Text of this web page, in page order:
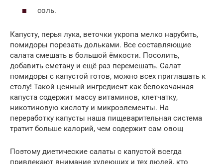
соль.
Капусту, перья лука, веточки укропа мелко нарубить,
помидоры порезать дольками. Все составляющие
салата смешать в большой ёмкости. Посолить,
добавить сметану и ещё раз перемешать. Салат
помидоры с капустой готов, можно всех приглашать к
столу! Такой ценный ингредиент как белокочанная
капуста содержит массу витаминов, клетчатку,
никотиновую кислоту и микроэлементы. На
переработку капусты наша пищеварительная система
тратит больше калорий, чем содержит сам овощ
Поэтому диетические салаты с капустой всегда
привлекают внимание худеющих и тех людей, кто